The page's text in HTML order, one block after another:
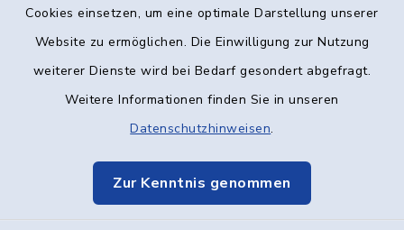
Cookies einsetzen, um eine optimale Darstellung unserer
Website zu ermöglichen. Die Einwilligung zur Nutzung
weiterer Dienste wird bei Bedarf gesondert abgefragt.
Weitere Informationen finden Sie in unseren
Datenschutzhinweisen.
Zur Kenntnis genommen
Kontakt
Datenschutz
Elektronische Kommunikation